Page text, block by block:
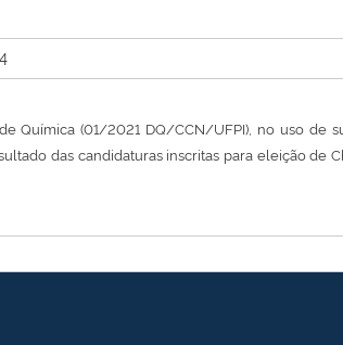
Química (01/2021 DQ/CCN/UFPI), no uso de
das candidaturas inscritas para eleição de